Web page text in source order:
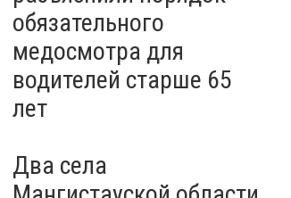
обязательного
медосмотра для
водителей старше 65
лет
Два села